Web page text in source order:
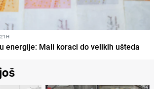
energije: Mali koraci do velikih ušteda